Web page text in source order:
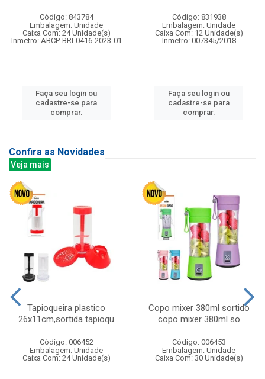
Código: 843784
Embalagem: Unidade
Caixa Com: 24 Unidade(s)
Inmetro: ABCP-BRI-0416-2023-01
Faça seu login ou
cadastre-se para
comprar.
Código: 831938
Embalagem: Unidade
Caixa Com: 12 Unidade(s)
Inmetro: 007345/2018
Faça seu login ou
cadastre-se para
comprar.
Confira as Novidades
Veja mais
Tapioqueira plastico
26x11cm,sortida tapioqu
Código: 006452
Embalagem: Unidade
Caixa Com: 24 Unidade(s)
Copo mixer 380ml sortido
copo mixer 380ml so
Código: 006453
Embalagem: Unidade
Caixa Com: 30 Unidade(s)